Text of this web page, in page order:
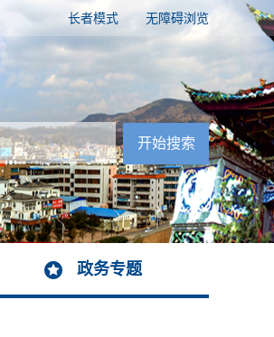
无障碍浏览
长者模式
政务专题